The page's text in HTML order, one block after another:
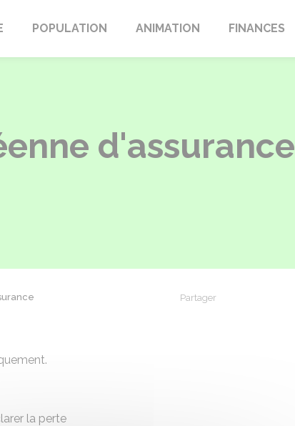
POPULATION ANIMATION FINANCES
d'assurance
Partager
la perte